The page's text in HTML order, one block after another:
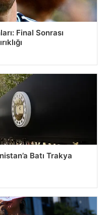
Final Sonrası
Batı Trakya